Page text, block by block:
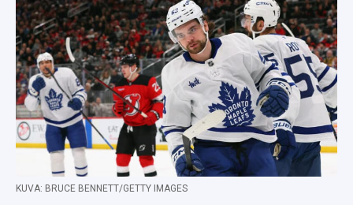
KUVA: BRUCE BENNETT/GETTY IMAGES